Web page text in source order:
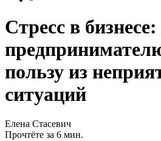
Стресс в
пользу из
ситуаций
Елена Стасевич
Прочтёте за 6 мин.